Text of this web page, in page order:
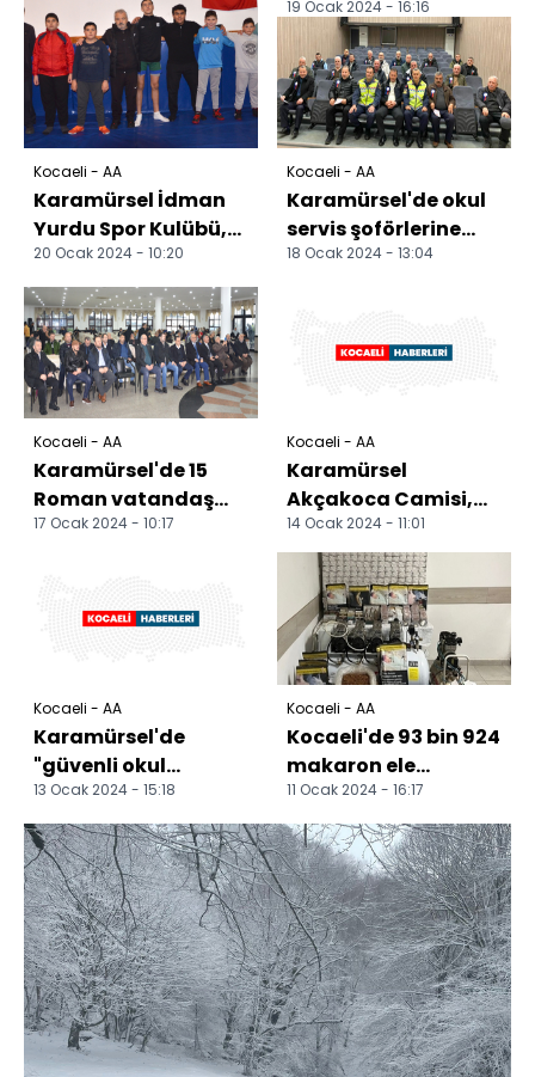
Kocaeli - AA
Karamürsel İdman
Yurdu Spor Kulübü,
güreşte yeni
şampiyon adayları
yetiştir...
20 Ocak 2024 - 10:20
karnelerini aldı
19 Ocak 2024 - 16:16
Kocaeli - AA
Karamürsel'de okul
servis şoförlerine
trafik güvenliği
18 Ocak 2024 - 13:04
Kocaeli - AA
Karamürsel'de 15
Roman vatandaş
umreye uğurlandı
17 Ocak 2024 - 10:17
Kocaeli - AA
Karamürsel
Akçakoca Camisi,
camdan kubbe ve
kuş yuvalı
minaresiyle dikkati...
14 Ocak 2024 - 11:01
Kocaeli - AA
Karamürsel'de
"güvenli okul
uygulaması" yapıldı
13 Ocak 2024 - 15:18
Kocaeli - AA
Kocaeli'de 93 bin 924
makaron ele
geçirildi
11 Ocak 2024 - 16:17